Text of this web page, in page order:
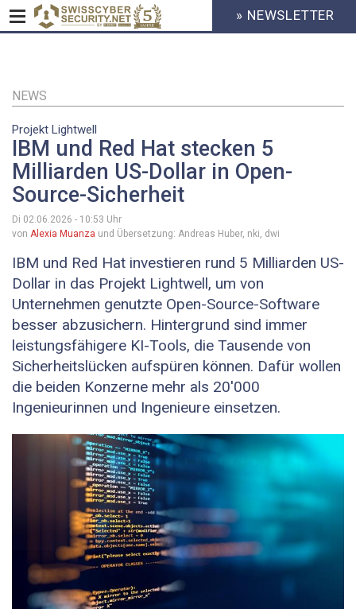
Inhalt
HEADER
MENU
» NEWSLETTER
NEWS
Projekt Lightwell
IBM und Red Hat stecken 5
Milliarden US-Dollar in Open-
Source-Sicherheit
Di 02.06.2026 - 10:53 Uhr
von Alexia Muanza und Übersetzung: Andreas Huber, nki, dwi
IBM und Red Hat investieren rund 5 Milliarden US-
Dollar in das Projekt Lightwell, um von
Unternehmen genutzte Open-Source-Software
besser abzusichern. Hintergrund sind immer
leistungsfähigere KI-Tools, die Tausende von
Sicherheitslücken aufspüren können. Dafür wollen
die beiden Konzerne mehr als 20'000
Ingenieurinnen und Ingenieure einsetzen.